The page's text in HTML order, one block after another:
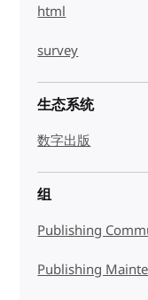
html
survey
生态系统
数字出版
组
Publishing
Publishing